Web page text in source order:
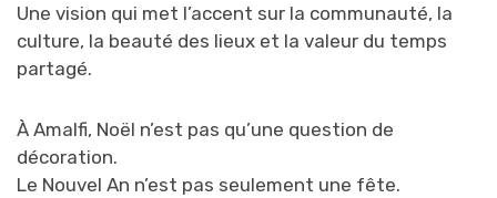
Une vision qui met l’accent sur la communauté, la
culture, la beauté des lieux et la valeur du temps
partagé.
À Amalfi, Noël n’est pas qu’une question de
décoration.
Le Nouvel An n’est pas seulement une fête.